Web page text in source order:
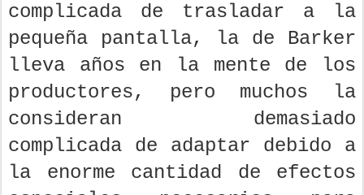
complicada de trasladar a la
pequeña pantalla, la de Barker
lleva años en la mente de los
productores, pero muchos la
consideran demasiado
complicada de adaptar debido a
la enorme cantidad de efectos